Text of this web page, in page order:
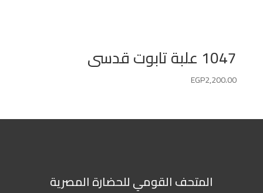
1047 علبة تابوت قدسى
EGP2,200.00
المتحف القومي للحضارة المصرية